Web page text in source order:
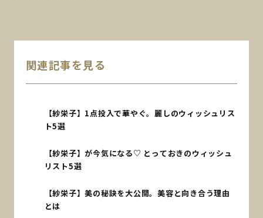
関連記事を見る
【紗栄子】1点投入で華やぐ。麗しのウィッシュリス
ト5選
【紗栄子】が今気になる♡ とっておきのウィッシュ
リスト5選
【紗栄子】美の秘訣を大公開。美容と向き合う理由
とは